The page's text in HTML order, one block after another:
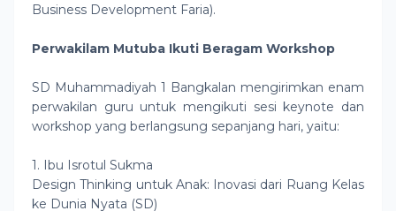
Business Development Faria).
Perwakilam Mutuba Ikuti Beragam Workshop
SD Muhammadiyah 1 Bangkalan mengirimkan enam
perwakilan guru untuk mengikuti sesi keynote dan
workshop yang berlangsung sepanjang hari, yaitu:
1. Ibu Isrotul Sukma
Design Thinking untuk Anak: Inovasi dari Ruang Kelas
ke Dunia Nyata (SD)